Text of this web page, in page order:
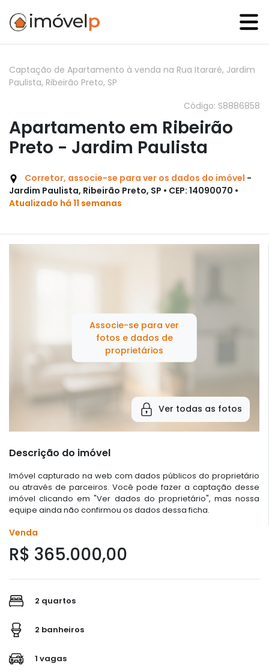
Captação de Apartamento à venda na Rua Itararé, Jardim
Paulista, Ribeirão Preto, SP
Código: S8886858
Apartamento em Ribeirão
Preto - Jardim Paulista
Corretor, associe-se para ver os dados do imóvel -
Jardim Paulista, Ribeirão Preto, SP • CEP: 14090070 •
Atualizado há 11 semanas
Associe-se para ver
fotos e dados de
proprietários
Ver todas as fotos
Descrição do imóvel
Imóvel capturado na web com dados públicos do proprietário
ou através de parceiros. Você pode fazer a captação desse
imóvel clicando em "Ver dados do proprietário", mas nossa
equipe ainda não confirmou os dados dessa ficha.
Venda
R$ 365.000,00
2 quartos
2 banheiros
1 vagas